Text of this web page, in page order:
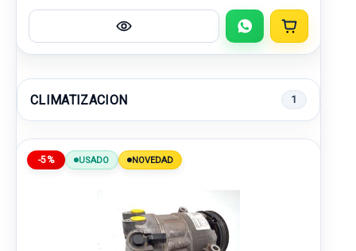
CLIMATIZACION 1
-5% USADO NOVEDAD